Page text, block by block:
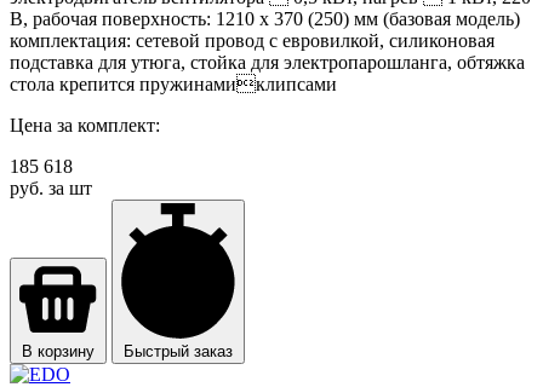
В, рабочая поверхность: 1210 х 370 (250) мм (базовая модель)
комплектация: сетевой провод с евровилкой, силиконовая
подставка для утюга, стойка для электропарошланга, обтяжка
стола крепится пружинамиклипсами
Цена за комплект:
185 618
руб. за шт
В корзину Быстрый заказ